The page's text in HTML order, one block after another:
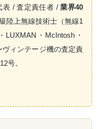
表 / 査定責任者 /業界40
陸上無線技術士（無線1
・McIntosh・
ィンテージ機の査定責
号。